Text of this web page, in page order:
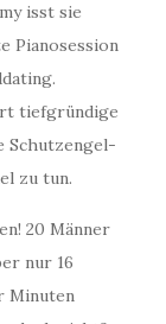
isst sie
Pianosession
tiefgründige
Schutzengel-
zu tun.
20 Männer
nur 16
Minuten